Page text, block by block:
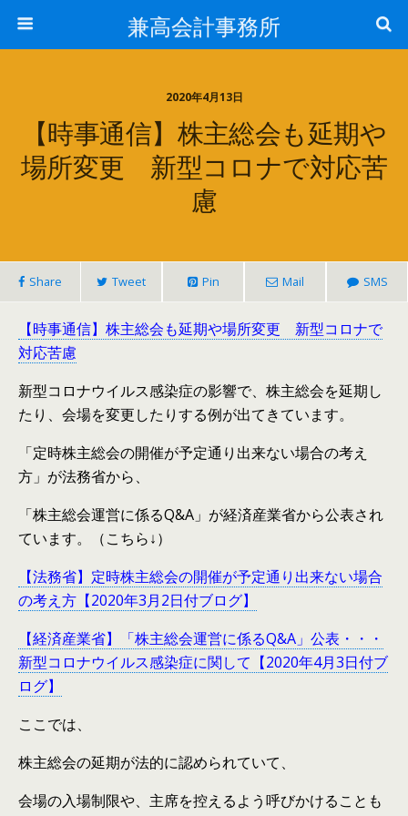
兼高会計事務所
2020年4月13日
【時事通信】株主総会も延期や
場所変更 新型コロナで対応苦
慮
Share Tweet Pin Mail SMS
【時事通信】株主総会も延期や場所変更 新型コロナで
対応苦慮
新型コロナウイルス感染症の影響で、株主総会を延期し
たり、会場を変更したりする例が出てきています。
「定時株主総会の開催が予定通り出来ない場合の考え
方」が法務省から、
「株主総会運営に係るQ&A」が経済産業省から公表され
ています。（こちら↓）
【法務省】定時株主総会の開催が予定通り出来ない場合
の考え方【2020年3月2日付ブログ】
【経済産業省】「株主総会運営に係るQ&A」公表・・・
新型コロナウイルス感染症に関して【2020年4月3日付ブ
ログ】
ここでは、
株主総会の延期が法的に認められていて、
会場の入場制限や、主席を控えるよう呼びかけることも